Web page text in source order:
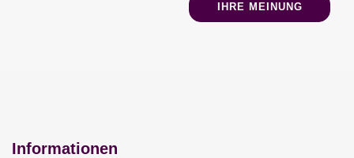
IHRE MEINUNG
Informationen